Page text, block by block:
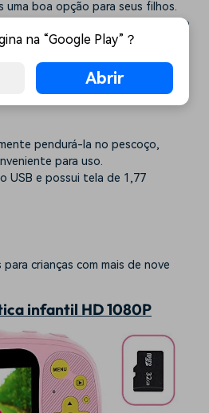
uma boa opção para seus filhos.
de imagem de alta resolução
dez molduras diferentes junto
Você ou seu filho poderão
PC via cabo USB e, em seguida,
las com seus amigos.
pendurá-la no pescoço,
para uso.
USB e possui tela de 1,77
crianças com mais de nove
infantil HD 1080P
na “Google Play”？
Abrir